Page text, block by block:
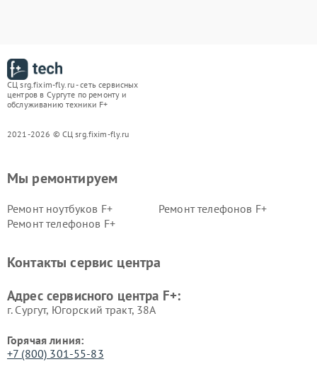
СЦ srg.fixim-fly.ru - сеть сервисных
центров в Сургуте по ремонту и
обслуживанию техники F+
2021-2026 © СЦ srg.fixim-fly.ru
Мы ремонтируем
Ремонт ноутбуков F+
Ремонт телефонов F+
Ремонт телефонов F+
Контакты сервис центра
Адрес сервисного центра F+:
г. Сургут, Югорский тракт, 38А
Горячая линия:
+7 (800) 301-55-83